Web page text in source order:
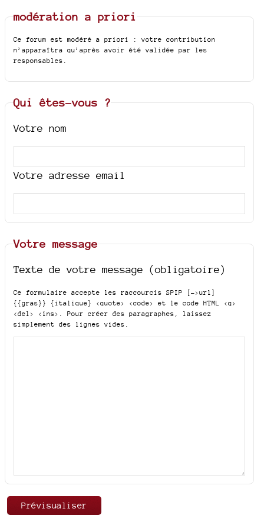
modération a priori
Ce forum est modéré a priori : votre contribution
n’apparaîtra qu’après avoir été validée par les
responsables.
Qui êtes-vous ?
Votre nom
Votre adresse email
Votre message
Texte de votre message (obligatoire)
Ce formulaire accepte les raccourcis SPIP
[->url]
{{gras}} {italique} <quote> <code>
et le code HTML <q>
<del> <ins>
. Pour créer des paragraphes, laissez
simplement des lignes vides.